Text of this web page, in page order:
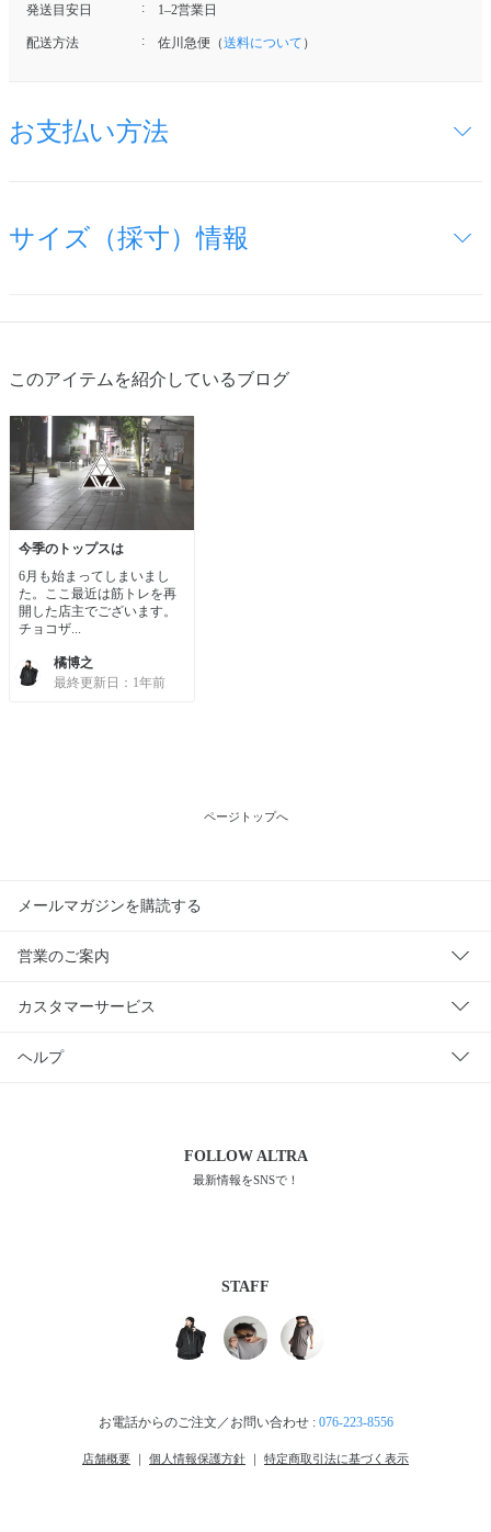
発送目安日 1–2営業日
配送方法 佐川急便（送料について ）
お支払い方法
サイズ（採寸）情報
このアイテムを紹介しているブログ
今季のトップスは
6月も始まってしまいまし
た。ここ最近は筋トレを再
開した店主でございます。
チョコザ...
橘博之
最終更新日：1年前
ページトップへ
メールマガジンを購読する
営業のご案内
カスタマーサービス
ヘルプ
FOLLOWALTRA
最新情報をSNSで！
STAFF
お電話からのご注文／お問い合わせ : 076-223-8556
店舗概要 ｜ 個人情報保護方針 ｜ 特定商取引法に基づく表示